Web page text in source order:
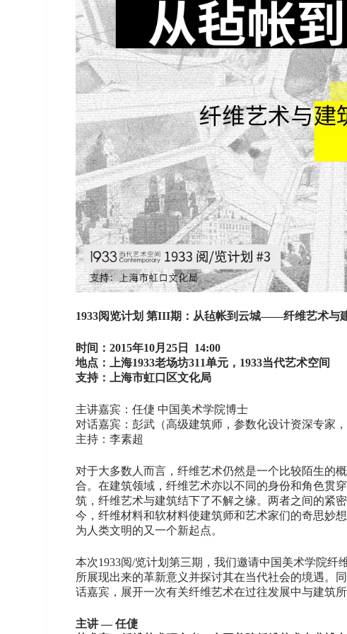
1933阅览计划 第III期：从毡帐到云城——纤维艺术与
时间：2015年10月25日 14:00
地点：上海1933老场坊311单元，1933当代艺术空间
支持：上海市虹口区文化局
主讲嘉宾：任倢 中国美术学院博士
对话嘉宾：彭武（高级建筑师，参数化设计资深专家
主持：李素超
对于大多数人而言，纤维艺术仍然是一个比较陌生的
合。在建筑领域，纤维艺术亦以不同的身份和角色贯
筑，纤维艺术与建筑结下了不解之缘。两者之间的紧
今，纤维材料和软材料使建筑师和艺术家们的奇思妙
为人类文明的又一个新起点。
本次1933阅/览计划第三期，我们邀请中国美术学院
所展现出来的革新意义并探讨其在当代社会的境遇。
话嘉宾，展开一次有关纤维艺术在过往发展中与建筑
主讲 — 任倢